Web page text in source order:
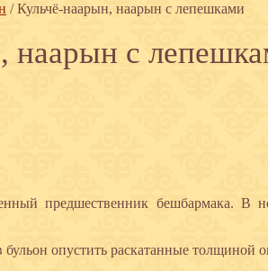
/Кульчё-наарын, наарын с лепешками
наарын с
предшественник бешбармака. В
бульон опустить раскатанные толщиной